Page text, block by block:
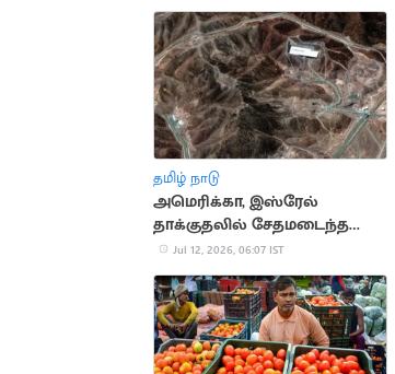
தமிழ் நாடு
அமெரிக்கா, இஸ்ரேல்
தாக்குதலில் சேதமடைந்த
அணுசக்தி தளங்களை
சீரமைக்கும் ஈரான்
Jul 12, 2026, 06:07 IST